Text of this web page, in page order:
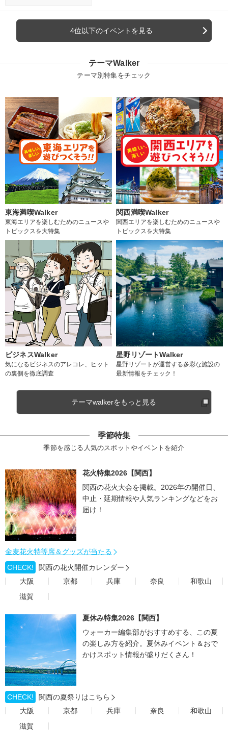
4位以下のイベントを見る
テーマWalker
テーマ別特集をチェック
東海満喫Walker
東海エリアを楽しむためのニュースや
トピックスを大特集
関西満喫Walker
関西エリアを楽しむためのニュースや
トピックスを大特集
ビジネスWalker
気になるビジネスのアレコレ、ヒット
の裏側を徹底調査
星野リゾートWalker
星野リゾートが運営する多彩な施設の
最新情報をチェック！
テーマwalkerをもっと見る
季節特集
季節を感じる人気のスポットやイベントを紹介
花火特集2026【関西】
関西の花火大会を掲載。2026年の開催日、
中止・延期情報や人気ランキングなどをお
届け！
金麦花火特等席＆グッズが当たる
CHECK!
関西の花火開催カレンダー
大阪
京都 兵庫 奈良
和歌山
滋賀
夏休み特集2026【関西】
ウォーカー編集部がおすすめする、この夏
の楽しみ方を紹介。夏休みイベント＆おで
かけスポット情報が盛りだくさん！
CHECK!
関西の夏祭りはこちら
大阪
京都 兵庫 奈良
和歌山
滋賀